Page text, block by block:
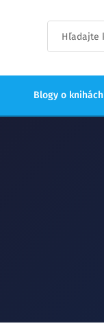
Blogy o knihách